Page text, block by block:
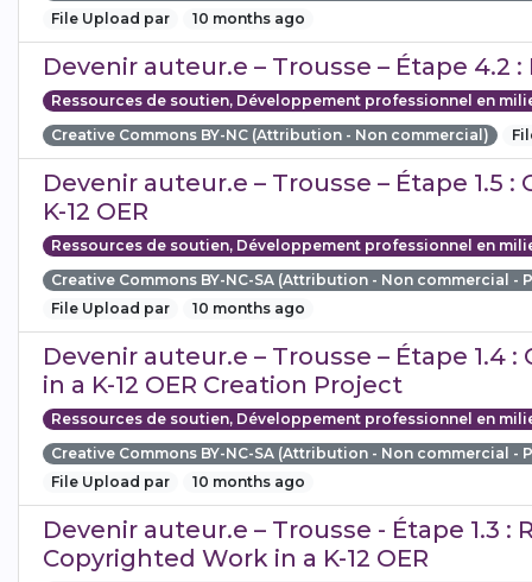
File Upload par
10 months ago
Devenir auteur.e – Trousse – Étape 4.2 :
Ressources de soutien, Développement professionnel en
Creative Commons BY-NC (Attribution - Non commercial)
Devenir auteur.e – Trousse – Étape 1.5
K-12 OER
Ressources de soutien, Développement professionnel en
Creative Commons BY-NC-SA (Attribution - Non commercial
File Upload par
10 months ago
Devenir auteur.e – Trousse – Étape 1.4
in a K-12 OER Creation Project
Ressources de soutien, Développement professionnel en
Creative Commons BY-NC-SA (Attribution - Non commercial
File Upload par
10 months ago
Devenir auteur.e – Trousse - Étape 1.3 :
Copyrighted Work in a K-12 OER